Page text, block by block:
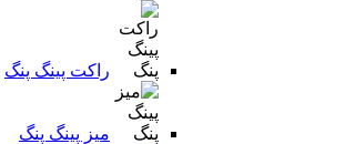
راکت پینگ پنگ
میز پینگ پنگ